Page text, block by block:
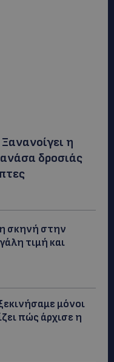
η
δροσιάς
σκηνή στην
τιμή και
μόνοι
πώς άρχισε η